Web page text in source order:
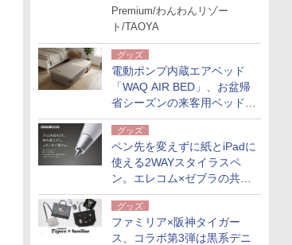
ン、ショコラ＆栗スイーツも
食べ放題に
Premium/わんわんリゾー
ト/TAOYA
グッズ
電動ポンプ内蔵エアベッド
「WAQ AIR BED」、お盆帰
省シーズンの来客用ベッドに
も。使用後は収納バッグでコ
ンパクトに保管
グッズ
ペン先を変えずに紙とiPadに
使える2WAYスタイラスペ
ン。エレコム×ゼブラの共同
開発
グッズ
ファミリア×阪神タイガー
ス、コラボ第3弾は黒系デニ